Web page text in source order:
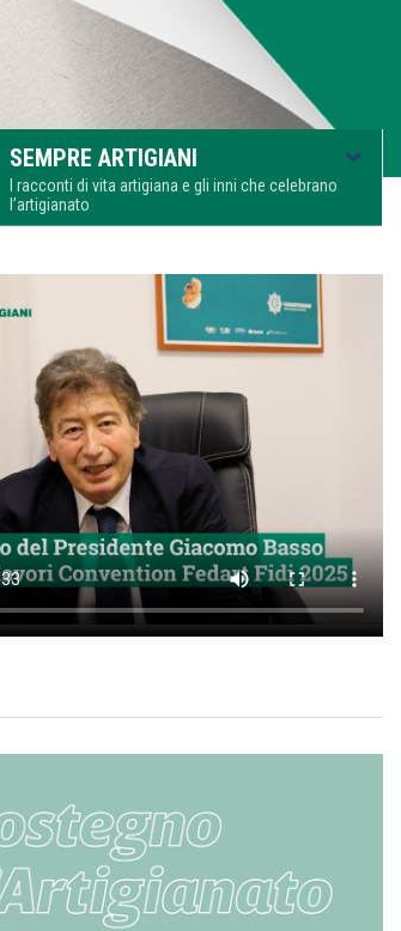
SEMPRE ARTIGIANI
I racconti di vita artigiana e gli inni che celebrano
l’artigianato